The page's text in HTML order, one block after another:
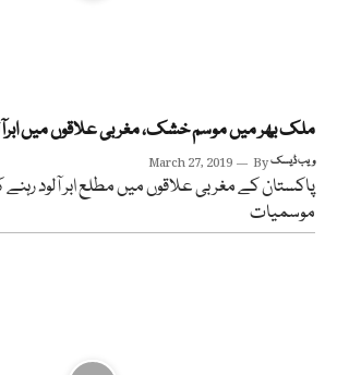
ملک بھر میں موسم خشک، مغربی علاقوں میں
March 27, 2019 Byویب ڈیسک
پاکستان کے مغربی علاقوں میں مطلع ابر آلود
موسمیات